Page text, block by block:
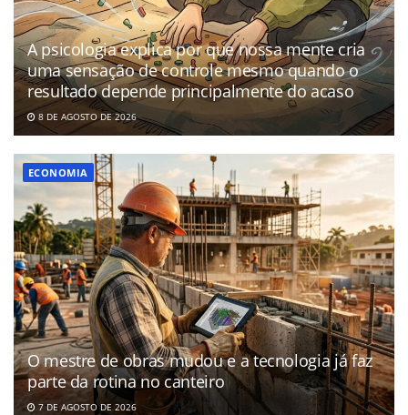
A psicologia explica por que nossa mente cria
uma sensação de controle mesmo quando o
resultado depende principalmente do acaso
8 DE AGOSTO DE 2026
ECONOMIA
O mestre de obras mudou e a tecnologia já faz
parte da rotina no canteiro
7 DE AGOSTO DE 2026